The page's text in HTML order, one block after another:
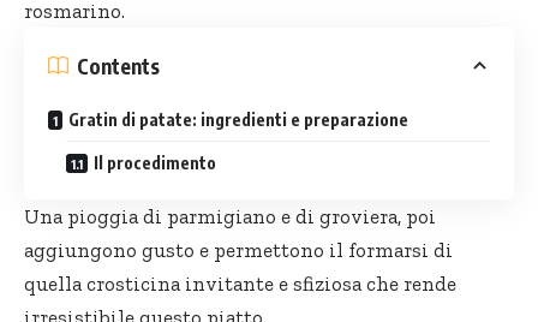
rosmarino.
Contents
Gratin di patate: ingredienti e preparazione
Il procedimento
Una pioggia di parmigiano e di groviera, poi
aggiungono gusto e permettono il formarsi di
quella crosticina invitante e sfiziosa che rende